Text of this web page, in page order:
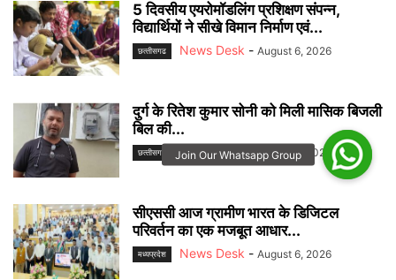
5 दिवसीय एयरोमॉडलिंग प्रशिक्षण संपन्न,
विद्यार्थियों ने सीखे विमान निर्माण एवं...
छत्‍तीसगढ News Desk - August 6, 2026
दुर्ग के रितेश कुमार सोनी को मिली मासिक बिजली
बिल की...
छत्‍तीसगढ News Desk - August 6, 2026
सीएससी आज ग्रामीण भारत के डिजिटल
परिवर्तन का एक मजबूत आधार...
मध्यप्रदेश News Desk - August 6, 2026